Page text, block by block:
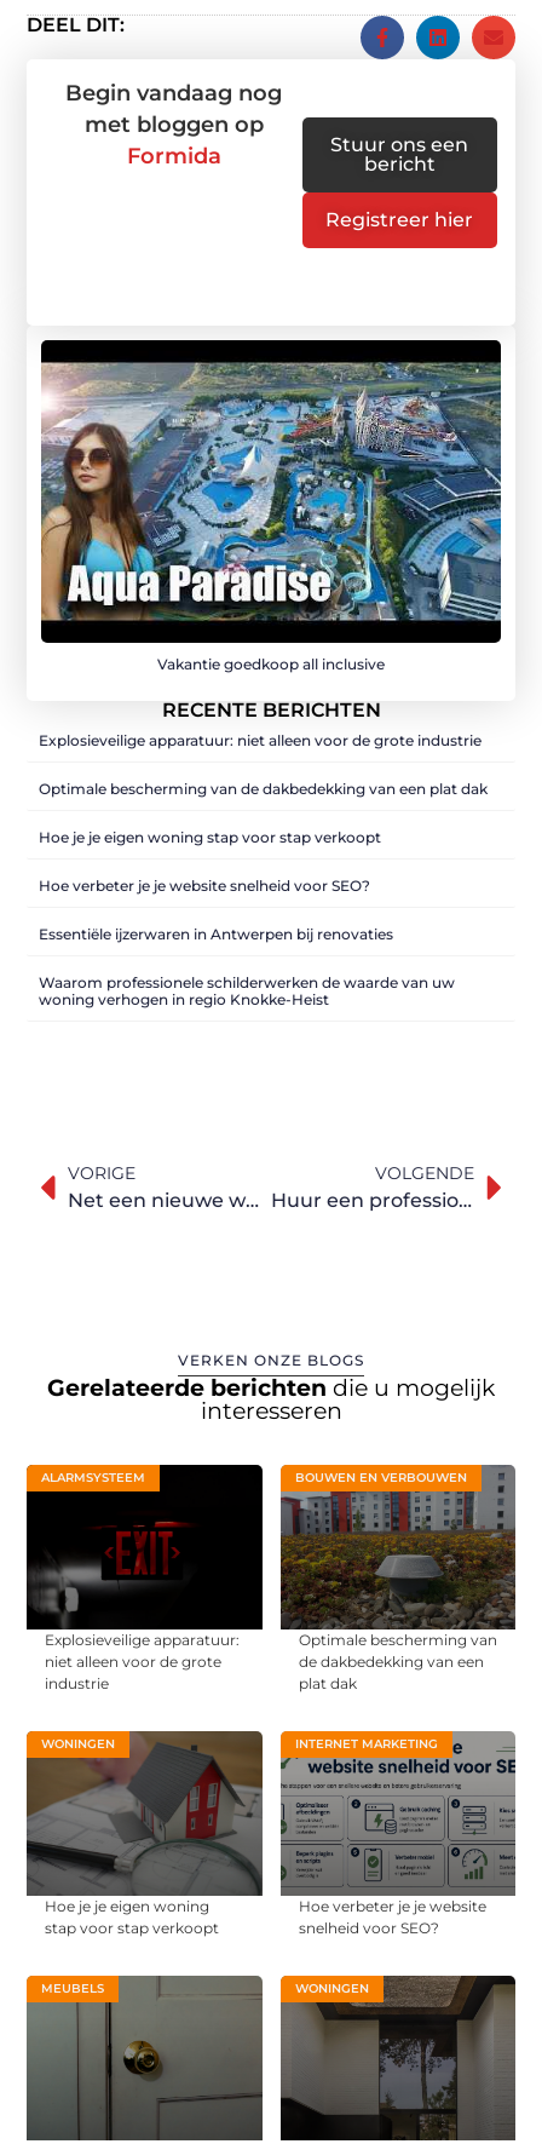
DEEL DIT:
Vakantie goedkoop all inclusive
RECENTE BERICHTEN
Explosieveilige apparatuur: niet alleen voor de grote industrie
Optimale bescherming van de dakbedekking van een plat dak
Hoe je je eigen woning stap voor stap verkoopt
Hoe verbeter je je website snelheid voor SEO?
Essentiële ijzerwaren in Antwerpen bij renovaties
Waarom professionele schilderwerken de waarde van uw
woning verhogen in regio Knokke-Heist
Begin vandaag nog
met bloggen op
Formida
Stuur ons een
bericht
Registreer hier
VORIGE
Net een nieuwe woning gekocht en is de badkamer aan renovatie toe?
VOLGENDE
Huur een professionele ladderlift van dit bedrijf nabij Deurne
VERKEN ONZE BLOGS
Gerelateerde berichten die u mogelijk
interesseren
ALARMSYSTEEM
Explosieveilige apparatuur:
niet alleen voor de grote
industrie
BOUWEN EN VERBOUWEN
Optimale bescherming van
de dakbedekking van een
plat dak
WONINGEN
Hoe je je eigen woning
stap voor stap verkoopt
INTERNET MARKETING
Hoe verbeter je je website
snelheid voor SEO?
MEUBELS WONINGEN